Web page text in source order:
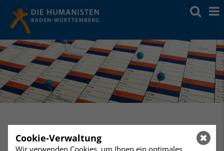
Samstag
11:00 Uhr
Cookie-Verwaltung